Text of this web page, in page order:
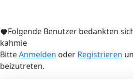
Folgende Benutzer bedankten
kahmie
BitteAnmelden oder Registrieren
beizutreten.